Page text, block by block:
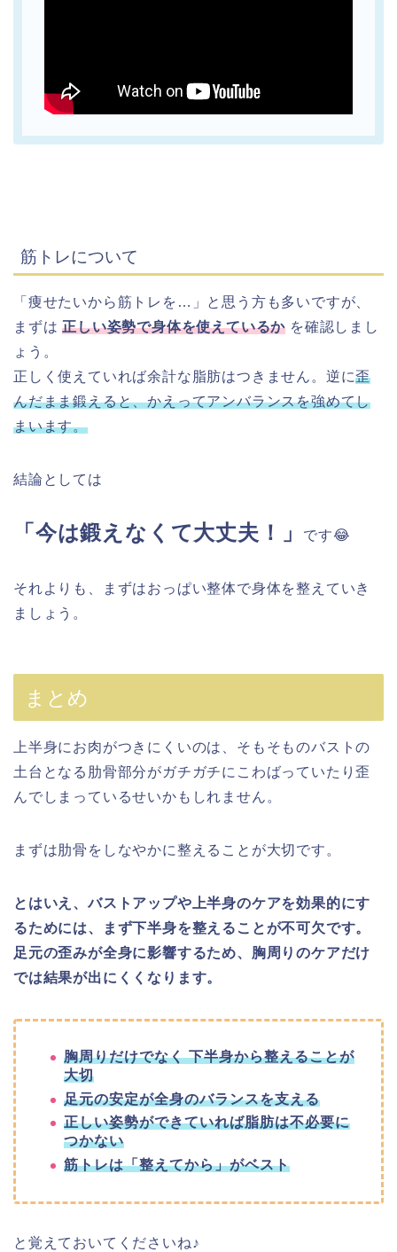
筋トレについて
「痩せたいから筋トレを…」と思う方も多いですが、
まずは正しい姿勢で身体を使えているか を確認しまし
ょう。
正しく使えていれば余計な脂肪はつきません。逆に歪
んだまま鍛えると、かえってアンバランスを強めてし
まいます。
結論としては
「今は鍛えなくて大丈夫！」 です😂
それよりも、まずはおっぱい整体で身体を整えていき
ましょう。
まとめ
上半身にお肉がつきにくいのは、そもそものバストの
土台となる肋骨部分がガチガチにこわばっていたり歪
んでしまっているせいかもしれません。
まずは肋骨をしなやかに整えることが大切です。
とはいえ、バストアップや上半身のケアを効果的にす
るためには、まず下半身を整えることが不可欠です。
足元の歪みが全身に影響するため、胸周りのケアだけ
では結果が出にくくなります。
胸周りだけでなく 下半身から整えることが
大切
足元の安定が全身のバランスを支える
正しい姿勢ができていれば脂肪は不必要に
つかない
筋トレは「整えてから」がベスト
と覚えておいてくださいね♪